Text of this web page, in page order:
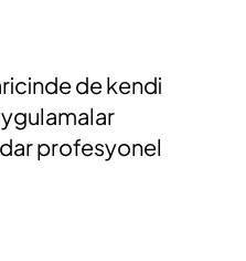
de kendi
profesyonel